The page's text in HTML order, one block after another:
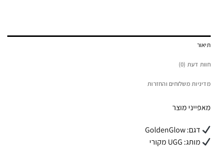
תיאור
חוות דעת (0)
מדיניות משלוחים והחזרות
מאפייני מוצר
דגם: GoldenGlow
מותג: UGG מקורי